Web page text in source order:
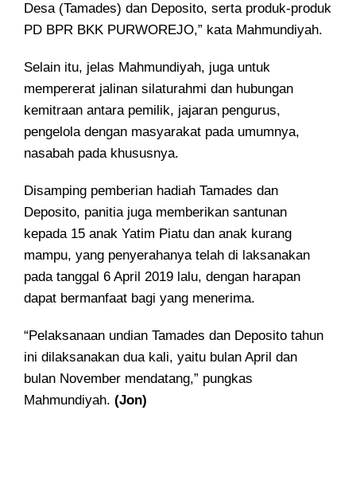
Desa (Tamades) dan Deposito, serta produk-produk
PD BPR BKK PURWOREJO,” kata Mahmundiyah.
Selain itu, jelas Mahmundiyah, juga untuk
mempererat jalinan silaturahmi dan hubungan
kemitraan antara pemilik, jajaran pengurus,
pengelola dengan masyarakat pada umumnya,
nasabah pada khususnya.
Disamping pemberian hadiah Tamades dan
Deposito, panitia juga memberikan santunan
kepada 15 anak Yatim Piatu dan anak kurang
mampu, yang penyerahanya telah di laksanakan
pada tanggal 6 April 2019 lalu, dengan harapan
dapat bermanfaat bagi yang menerima.
“Pelaksanaan undian Tamades dan Deposito tahun
ini dilaksanakan dua kali, yaitu bulan April dan
bulan November mendatang,” pungkas
Mahmundiyah. (Jon)